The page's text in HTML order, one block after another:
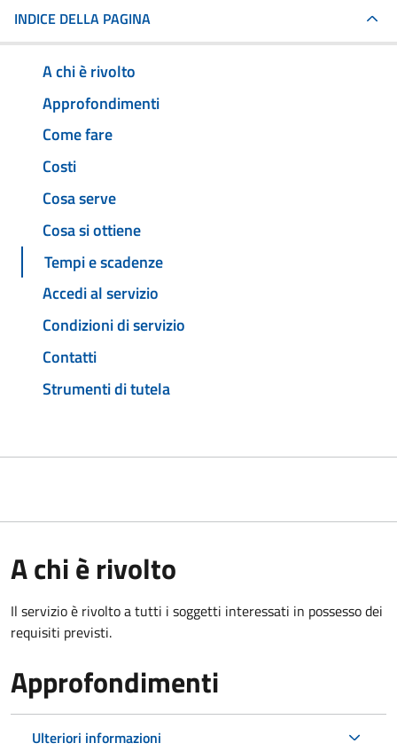
INDICE DELLA PAGINA
A chi è rivolto
Approfondimenti
Come fare
Costi
Cosa serve
Cosa si ottiene
Tempi e scadenze
Accedi al servizio
Condizioni di servizio
Contatti
Strumenti di tutela
A chi è rivolto
Il servizio è rivolto a tutti i soggetti interessati in possesso dei
requisiti previsti.
Approfondimenti
Ulteriori informazioni